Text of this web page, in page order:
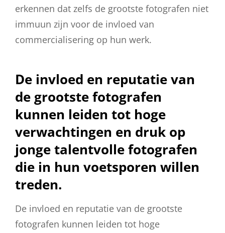
erkennen dat zelfs de grootste fotografen niet
immuun zijn voor de invloed van
commercialisering op hun werk.
De invloed en reputatie van
de grootste fotografen
kunnen leiden tot hoge
verwachtingen en druk op
jonge talentvolle fotografen
die in hun voetsporen willen
treden.
De invloed en reputatie van de grootste
fotografen kunnen leiden tot hoge